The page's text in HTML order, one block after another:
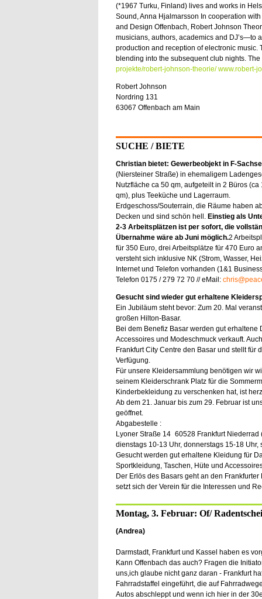
(*1967 Turku, Finland) lives and works in
Sound, Anna Hjalmarsson In cooperation
and Design Offenbach, Robert Johnson
musicians, authors, academics and DJ’s—to
production and reception of electronic
blending into the subsequent club nights.
projekte/robert-johnson-theorie/ www.robert-
Robert Johnson
Nordring 131
63067 Offenbach am Main
SUCHE / BIETE
Christian bietet: Gewerbeobjekt in F-
(Niersteiner Straße) in ehemaligem
Nutzfläche ca 50 qm, aufgeteilt in 2 Büros (ca
qm), plus Teeküche und Lagerraum.
Erdgeschoss/Souterrain, die Räume haben
Decken und sind schön hell. Einstieg als
2-3 Arbeitsplätzen ist per sofort, die
Übernahme wäre ab Juni möglich.2
für 350 Euro, drei Arbeitsplätze für 470 Euro
versteht sich inklusive NK (Strom, Wasser,
Internet und Telefon vorhanden (1&1
Telefon 0175 / 279 72 70 // eMail:
Gesucht sind wieder gut erhaltene
Ein Jubiläum steht bevor: Zum 20. Mal
großen Hilton-Basar.
Bei dem Benefiz Basar werden gut
Accessoires und Modeschmuck verkauft.
Frankfurt City Centre den Basar und stellt für
Verfügung.
Für unsere Kleidersammlung benötigen wir
seinem Kleiderschrank Platz für die
Kinderbekleidung zu verschenken hat, ist
Ab dem 21. Januar bis zum 29. Februar ist
geöffnet.
Abgabestelle :
Lyoner Straße 14 60528 Frankfurt Niederrad
dienstags 10-13 Uhr, donnerstags 15-18 Uhr,
Gesucht werden gut erhaltene Kleidung für
Sportkleidung, Taschen, Hüte und
Der Erlös des Basars geht an den
setzt sich der Verein für die Interessen und
Montag, 3. Februar: Of/
(Andrea)
Darmstadt, Frankfurt und Kassel haben es
Kann Offenbach das auch? Fragen die
uns,ich glaube nicht ganz daran - Frankfurt
Fahrradstaffel eingeführt, die auf
Autos abschleppt und wenn ich hier in der